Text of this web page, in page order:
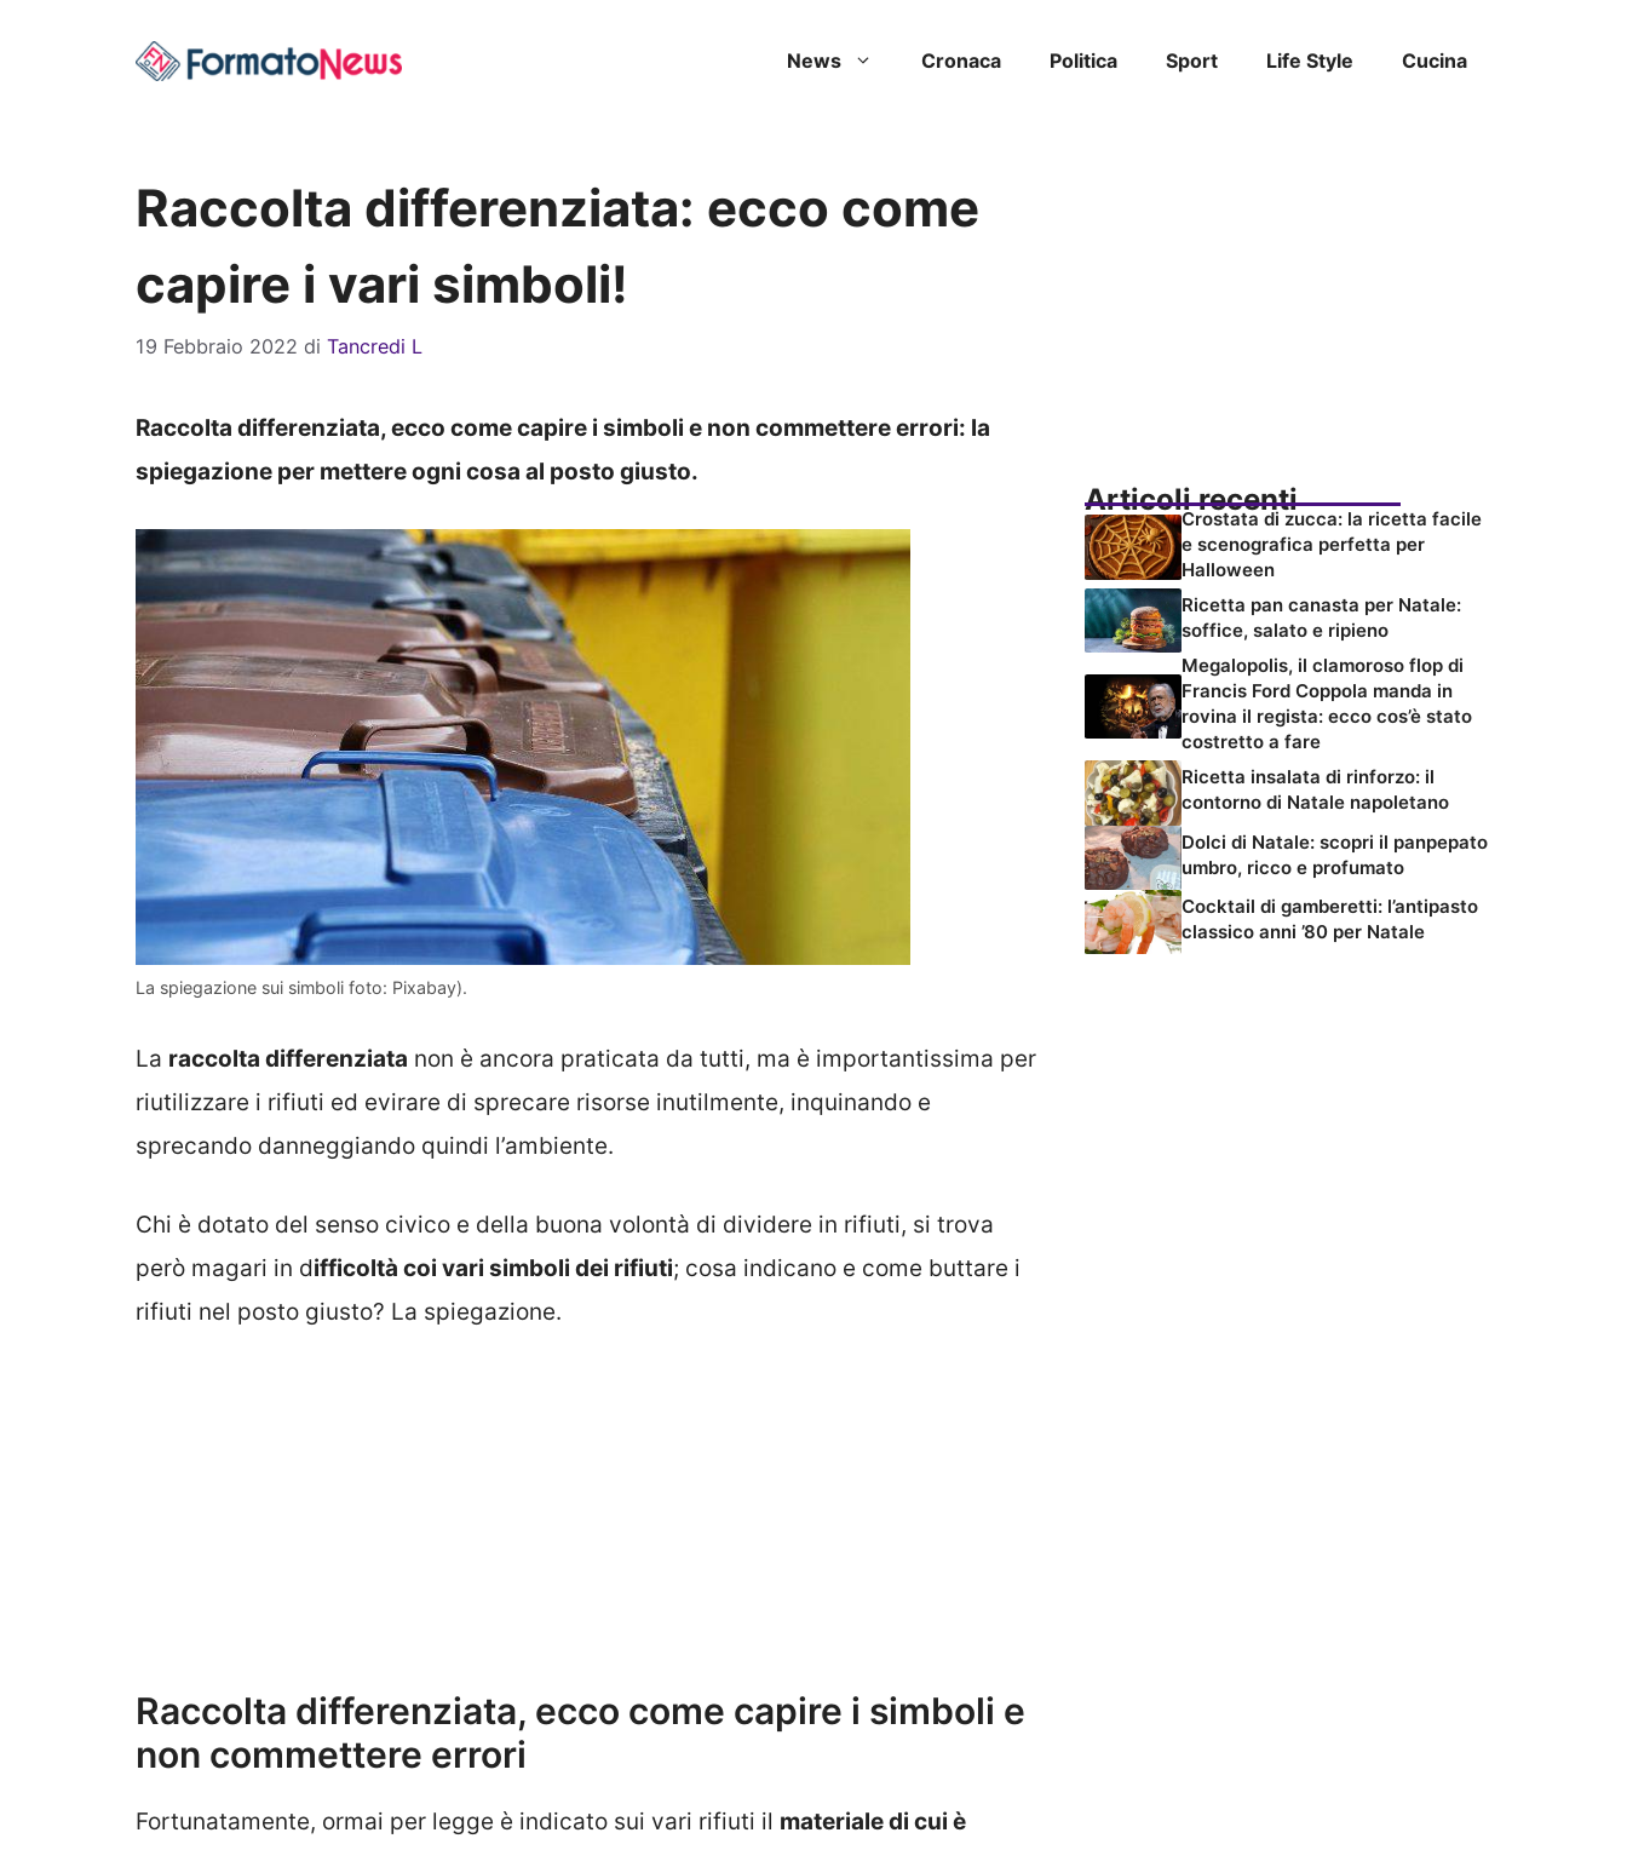
News Cronaca Politica Sport Life Style Cucina
Raccolta differenziata: ecco come
capire i vari simboli!
19 Febbraio 2022 di Tancredi L
Raccolta differenziata, ecco come capire i simboli e non commettere errori: la
spiegazione per mettere ogni cosa al posto giusto.
La spiegazione sui simboli foto: Pixabay).
La raccolta differenziata non è ancora praticata da tutti, ma è importantissima per
riutilizzare i rifiuti ed evirare di sprecare risorse inutilmente, inquinando e
sprecando danneggiando quindi l’ambiente.
Chi è dotato del senso civico e della buona volontà di dividere in rifiuti, si trova
però magari in difficoltà coi vari simboli dei rifiuti; cosa indicano e come buttare i
rifiuti nel posto giusto? La spiegazione.
Raccolta differenziata, ecco come capire i simboli e
non commettere errori
Fortunatamente, ormai per legge è indicato sui vari rifiuti il materiale di cui è
Articoli recenti
Crostata di zucca: la ricetta facile
e scenografica perfetta per
Halloween
Ricetta pan canasta per Natale:
soffice, salato e ripieno
Megalopolis, il clamoroso flop di
Francis Ford Coppola manda in
rovina il regista: ecco cos’è stato
costretto a fare
Ricetta insalata di rinforzo: il
contorno di Natale napoletano
Dolci di Natale: scopri il panpepato
umbro, ricco e profumato
Cocktail di gamberetti: l’antipasto
classico anni ’80 per Natale